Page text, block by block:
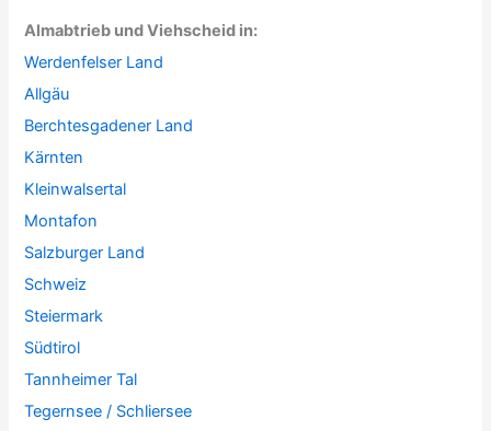
Almabtrieb und Viehscheid in:
Werdenfelser Land
Allgäu
Berchtesgadener Land
Kärnten
Kleinwalsertal
Montafon
Salzburger Land
Schweiz
Steiermark
Südtirol
Tannheimer Tal
Tegernsee / Schliersee